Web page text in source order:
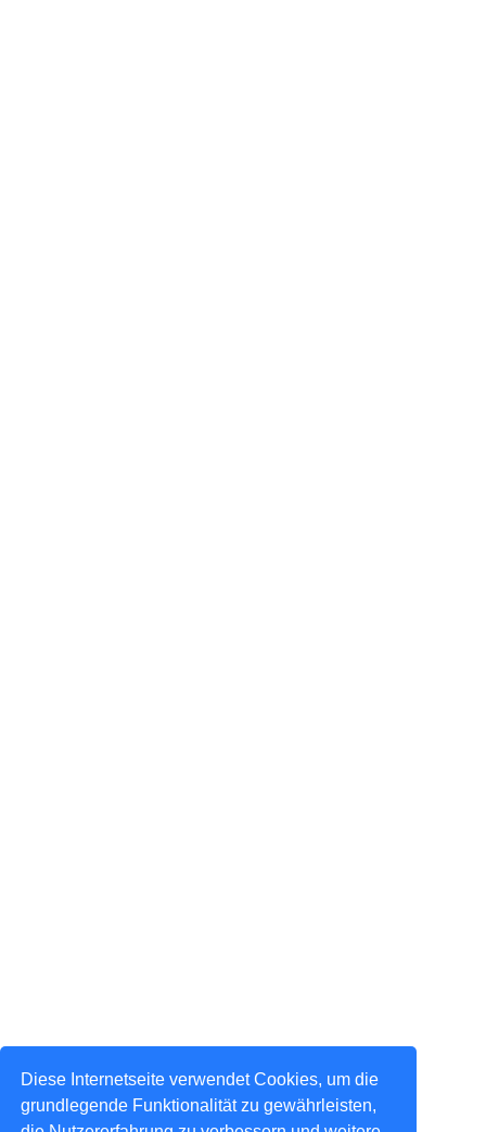
Diese Internetseite verwendet Cookies, um die
grundlegende Funktionalität zu gewährleisten,